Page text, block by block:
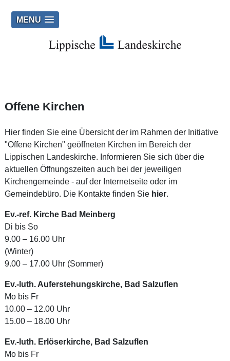
MENU
Offene Kirchen
Hier finden Sie eine Übersicht der im Rahmen der Initiative
"Offene Kirchen" geöffneten Kirchen im Bereich der
Lippischen Landeskirche. Informieren Sie sich über die
aktuellen Öffnungszeiten auch bei der jeweiligen
Kirchengemeinde - auf der Internetseite oder im
Gemeindebüro. Die Kontakte finden Sie hier.
Ev.-ref. Kirche Bad Meinberg
Di bis So
9.00 – 16.00 Uhr
(Winter)
9.00 – 17.00 Uhr (Sommer)
Ev.-luth. Auferstehungskirche, Bad Salzuflen
Mo bis Fr
10.00 – 12.00 Uhr
15.00 – 18.00 Uhr
Ev.-luth. Erlöserkirche, Bad Salzuflen
Mo bis Fr